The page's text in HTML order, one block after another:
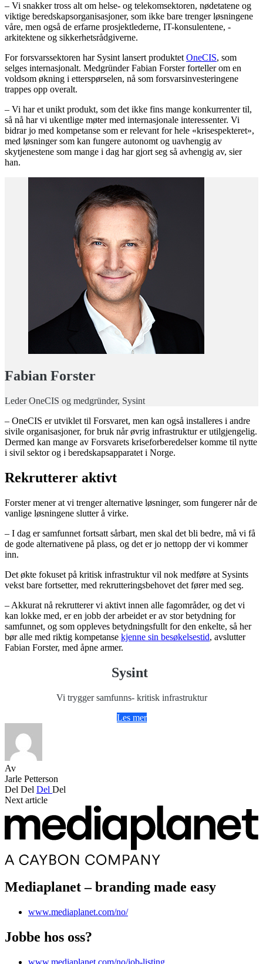
– Vi snakker tross alt om helse- og telekomsektoren, nødetatene og
viktige beredskapsorganisasjoner, som ikke bare trenger løsningene
våre, men også de erfarne prosjektlederne, IT-konsulentene, -
arkitektene og sikkerhetsrådgiverne.
For forsvarssektoren har Sysint lansert produktet OneCIS, som
selges internasjonalt. Medgründer Fabian Forster forteller om en
voldsom økning i etterspørselen, nå som forsvarsinvesteringene
trappes opp overalt.
– Vi har et unikt produkt, som det ikke fins mange konkurrenter til,
så nå har vi ukentlige møter med internasjonale interessenter. Vi
bidrar jo med kompetanse som er relevant for hele «krisespekteret»,
med løsninger som kan fungere autonomt og uavhengig av
skytjenestene som mange i dag har gjort seg så avhengig av, sier
han.
Fabian Forster
Leder OneCIS og medgründer, Sysint
– OneCIS er utviklet til Forsvaret, men kan også installeres i andre
sivile organisasjoner, for bruk når øvrig infrastruktur er utilgjengelig.
Dermed kan mange av Forsvarets kriseforberedelser komme til nytte
i sivil sektor og i beredskapsapparatet i Norge.
Rekrutterer aktivt
Forster mener at vi trenger alternative løsninger, som fungerer når de
vanlige løsningene slutter å virke.
– I dag er samfunnet fortsatt sårbart, men skal det bli bedre, må vi få
de gode alternativene på plass, og det er jo nettopp der vi kommer
inn.
Det økte fokuset på kritisk infrastruktur vil nok medføre at Sysints
vekst bare fortsetter, med rekrutteringsbehovet det fører med seg.
– Akkurat nå rekrutterer vi aktivt innen alle fagområder, og det vi
kan lokke med, er en jobb der arbeidet er av stor betydning for
samfunnet, og som oppleves betydningsfullt for den enkelte, så her
bør alle med riktig kompetanse kjenne sin besøkelsestid, avslutter
Fabian Forster, med åpne armer.
Sysint
Vi trygger samfunns- kritisk infrastruktur
Les mer
Av
Jarle Petterson
Del Del Del Del
Next article
Mediaplanet – branding made easy
www.mediaplanet.com/no/
Jobbe hos oss?
www.mediaplanet.com/no/job-listing